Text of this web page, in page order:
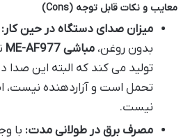
معایب و نکات قابل توجه (Cons)
میزان صدای دستگاه در حین کار:
بدون روغن، مباشی ME-AF977
تولید می کند که البته این صدا
تحمل است و آزاردهنده نیست،
نیست.
مصرف برق در طولانی مدت: